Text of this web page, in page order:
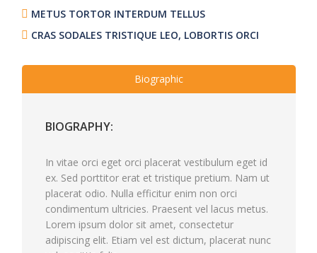
METUS TORTOR INTERDUM TELLUS
CRAS SODALES TRISTIQUE LEO, LOBORTIS ORCI
Biographic
BIOGRAPHY:
In vitae orci eget orci placerat vestibulum eget id
ex. Sed porttitor erat et tristique pretium. Nam ut
placerat odio. Nulla efficitur enim non orci
condimentum ultricies. Praesent vel lacus metus.
Lorem ipsum dolor sit amet, consectetur
adipiscing elit. Etiam vel est dictum, placerat nunc